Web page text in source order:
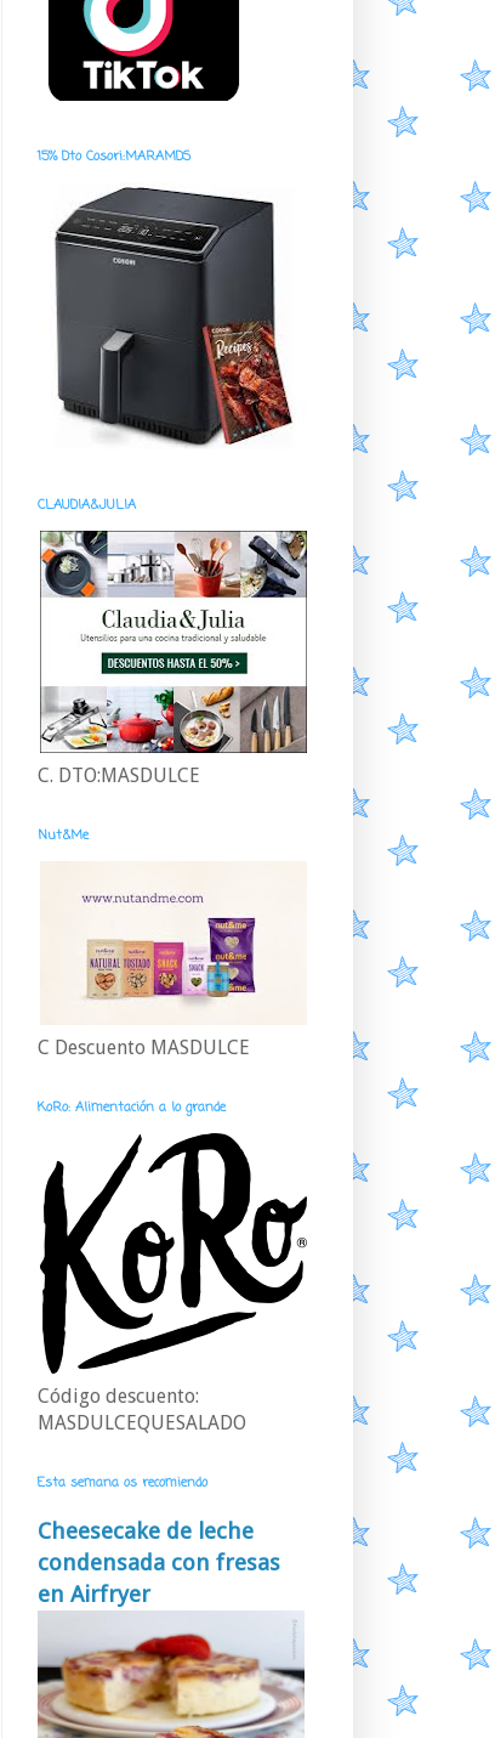
15% Dto Cosori:MARAMDS
CLAUDIA&JULIA
C. DTO:MASDULCE
Nut&Me
C Descuento MASDULCE
KoRo: Alimentación a lo grande
Código descuento:
MASDULCEQUESALADO
Esta semana os recomiendo
Cheesecake de leche
condensada con fresas
en Airfryer